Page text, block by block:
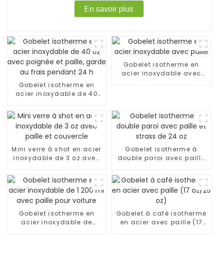
En savoir plus
Gobelet isotherme en
acier inoxydable de 40
garde au frais pendant
24 h
Gobelet isotherme en
acier inoxydable avec
Mini verre à shot en acier
inoxydable de 3 oz avec
Gobelet isotherme à
double paroi avec paille
Gobelet isotherme en
acier inoxydable de
Gobelet à café isotherme
en acier avec paille (17